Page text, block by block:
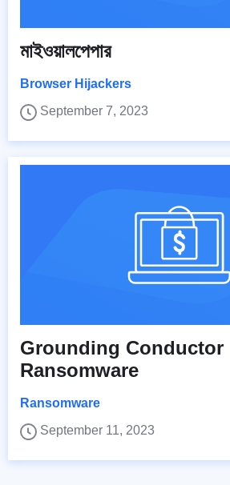
মাইওয়ালপেপার
Browser Hijackers
September 7, 2023
Grounding Conductor
Ransomware
Ransomware
September 11, 2023